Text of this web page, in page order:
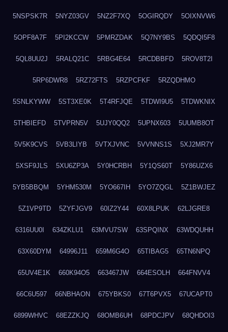
5NSPSK7R 5NYZ03GV 5NZ2F7XQ 5OGIRQDY 5OIXNVW6
5OPF8A7F 5PI2KCCW 5PMRZDAK 5Q7NY9BS 5QDQI5F8
5QL8UU2J 5RALQ21C 5RBG4E64 5RCDBBFD 5ROV8T2I
5RP6DWR8 5RZ72FTS 5RZPCFKF 5RZQDHMO
5SNLKYWW 5ST3XE0K 5T4RFJQE 5TDWI9U5 5TDWKNIX
5THBIEFD 5TVPRN5V 5UJY0QQ2 5UPNX603 5UUMB8OT
5V5K9CVS 5VB3LIYB 5VTXJVNC 5VVNNS1S 5XJ2MR7Y
5XSF9JLS 5XU6ZP3A 5Y0HCRBH 5Y1QS60T 5Y86UZX6
5YB5BBQM 5YHM530M 5YO667IH 5YO7ZQGL 5Z1BWJEZ
5Z1VP9TD 5ZYFJGV9 60IZ2Y44 60X8LPUK 62LJGRE8
6316UU0I 634ZKLU1 63MVU7SW 63SPQINX 63WDQUHH
63X60DYM 64996J11 659M6G4O 65TIBAG5 65TN6NPQ
65UV4E1K 660K94O5 663467JW 664ESOLH 664FNVV4
66C6U597 66NBHAON 675YBKS0 67T6PVX5 67UCAPT0
6899WHVC 68EZZKJQ 68OMB6UH 68PDCJPV 68QHDOI3